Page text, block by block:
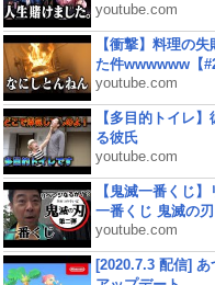
youtube.com
【衝撃】料理の
た件wwwwww【#2
youtube.com
【多目的トイレ
る彼氏
youtube.com
【鬼滅一番くじ
一番くじ 鬼滅の
youtube.com
[2020.7.3 配信]